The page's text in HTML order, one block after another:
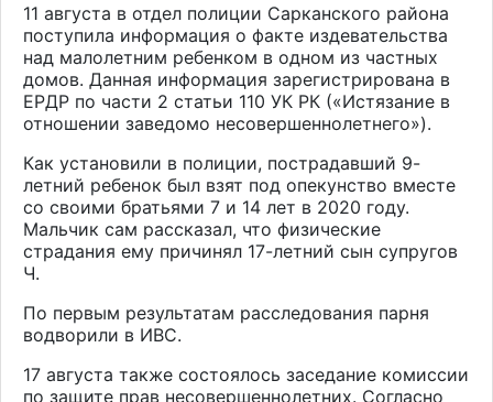
11 августа в отдел полиции Сарканского района
поступила информация о факте издевательства
над малолетним ребенком в одном из частных
домов. Данная информация зарегистрирована в
ЕРДР по части 2 статьи 110 УК РК («Истязание в
отношении заведомо несовершеннолетнего»).
Как установили в полиции, пострадавший 9-
летний ребенок был взят под опекунство вместе
со своими братьями 7 и 14 лет в 2020 году.
Мальчик сам рассказал, что физические
страдания ему причинял 17-летний сын супругов
Ч.
По первым результатам расследования парня
водворили в ИВС.
17 августа также состоялось заседание комиссии
по защите прав несовершеннолетних. Согласно